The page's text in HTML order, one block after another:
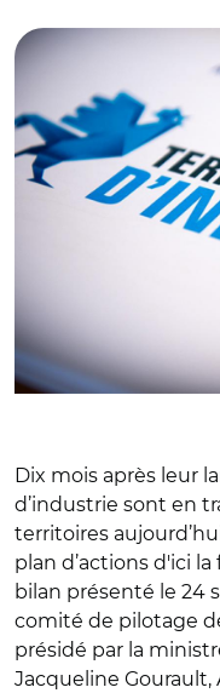
Dix mois après leur
d’industrie sont en
territoires
plan d’actions d'ici
bilan présenté le 24
comité de pilotage
présidé par la
Jacqueline Gourault,